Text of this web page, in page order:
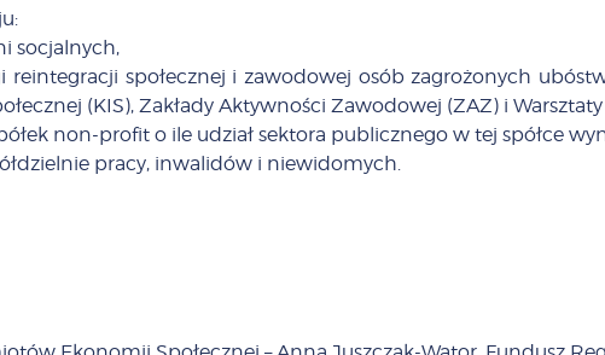
socjalnych,
reintegracji społecznej i zawodowej osób zagrożonych
(KIS), Zakłady Aktywności Zawodowej (ZAZ) i
non-profit o ile udział sektora publicznego w tej spółce
pracy, inwalidów i niewidomych.